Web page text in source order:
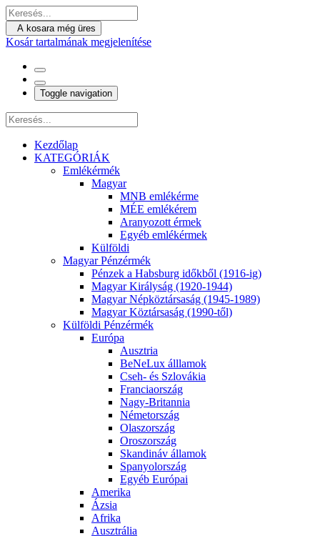
A kosara még üres
Kosár tartalmának megjelenítése
Toggle navigation
Kezdőlap
KATEGÓRIÁK
Emlékérmék
Magyar
MNB emlékérme
MÉE emlékérem
Aranyozott érmek
Egyéb emlékérmek
Külföldi
Magyar Pénzérmék
Pénzek a Habsburg időkből (1916-ig)
Magyar Királyság (1920-1944)
Magyar Népköztársaság (1945-1989)
Magyar Köztársaság (1990-től)
Külföldi Pénzérmék
Európa
Ausztria
BeNeLux álllamok
Cseh- és Szlovákia
Franciaország
Nagy-Britannia
Németország
Olaszország
Oroszország
Skandináv államok
Spanyolország
Egyéb Európai
Amerika
Ázsia
Afrika
Ausztrália